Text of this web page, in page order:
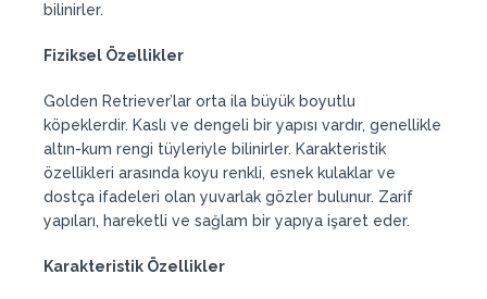
bilinirler.
Fiziksel Özellikler
Golden Retriever’lar orta ila büyük boyutlu
köpeklerdir. Kaslı ve dengeli bir yapısı vardır, genellikle
altın-kum rengi tüyleriyle bilinirler. Karakteristik
özellikleri arasında koyu renkli, esnek kulaklar ve
dostça ifadeleri olan yuvarlak gözler bulunur. Zarif
yapıları, hareketli ve sağlam bir yapıya işaret eder.
Karakteristik Özellikler